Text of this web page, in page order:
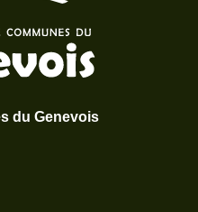
du Genevois